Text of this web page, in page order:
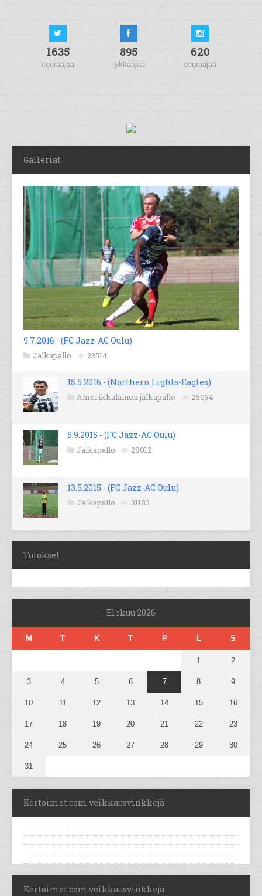
1635
seuraajaa
895
tykkääjää
620
seuraajaa
Galleriat
9.7.2016 - (FC Jazz-AC Oulu)
Jalkapallo 23514
15.5.2016 - (Northern Lights-Eagles)
Amerikkalainen jalkapallo 26934
5.9.2015 - (FC Jazz-AC Oulu)
Jalkapallo 28012
13.5.2015 - (FC Jazz-AC Oulu)
Jalkapallo 31183
Tulokset
Elokuu 2026
M T K T P L S
1 2
3 4 5 6 7 8 9
10 11 12 13 14 15 16
17 18 19 20 21 22 23
24 25 26 27 28 29 30
31
Kertoimet.com veikkausvinkkejä
Kertoimet.com veikkausvinkkejä